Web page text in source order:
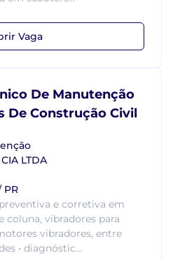
Vaga
De Manutenção
De Construção Civil
LTDA
PR
e corretiva em
coluna, vibradores para
vibradores, entre
• diagnóstic...